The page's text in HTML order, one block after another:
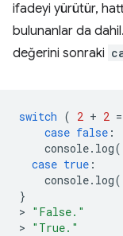
ifadeyi yürütür,
bulunanlar da
değerini sonraki
switch ( 2 + 2
case false :
console. log(
case true :
console. log(
}
> "False."
> "True."